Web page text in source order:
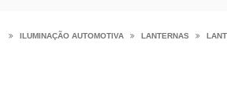
ILUMINAÇÃO AUTOMOTIVA LANTERNAS